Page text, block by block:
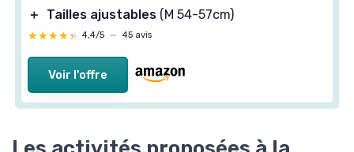
＋ Tailles ajustables (M 54-57cm)
★★★★★
★★★★★ 4,4/5 — 45 avis
Voir l'offre